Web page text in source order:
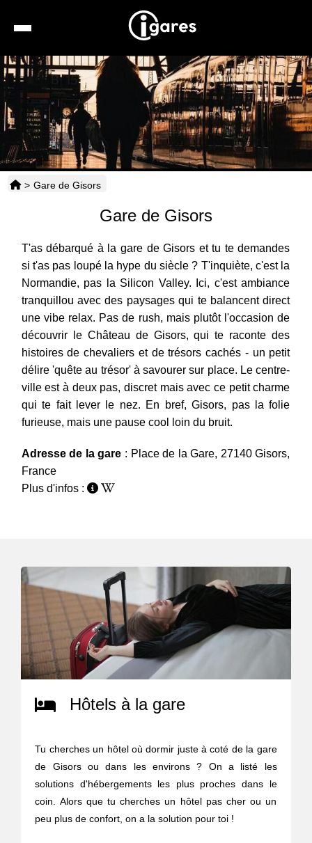
Recherche
Location de voiture
Hôtels
Taxis
> Gare de Gisors
Gare de Gisors
T'as débarqué à la gare de Gisors et tu te demandes
si t'as pas loupé la hype du siècle ? T'inquiète, c'est la
Normandie, pas la Silicon Valley. Ici, c'est ambiance
tranquillou avec des paysages qui te balancent direct
une vibe relax. Pas de rush, mais plutôt l'occasion de
découvrir le Château de Gisors, qui te raconte des
histoires de chevaliers et de trésors cachés - un petit
délire 'quête au trésor' à savourer sur place. Le centre-
ville est à deux pas, discret mais avec ce petit charme
qui te fait lever le nez. En bref, Gisors, pas la folie
furieuse, mais une pause cool loin du bruit.
Adresse de la gare : Place de la Gare, 27140 Gisors,
France
Plus d'infos :
Hôtels à la gare
Tu cherches un hôtel où dormir juste à coté de la gare
de Gisors ou dans les environs ? On a listé les
solutions d'hébergements les plus proches dans le
coin. Alors que tu cherches un hôtel pas cher ou un
peu plus de confort, on a la solution pour toi !